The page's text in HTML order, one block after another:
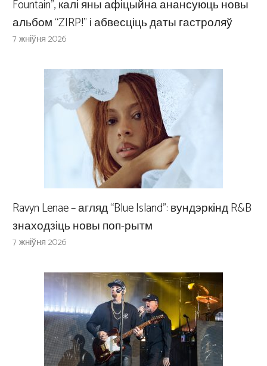
Fountain”, калі яны афіцыйна анансуюць новы
альбом “ZIRP!” і абвесціць даты гастроляў
7 жніўня 2026
Ravyn Lenae – агляд “Blue Island”: вундэркінд R&B
знаходзіць новы поп-рытм
7 жніўня 2026